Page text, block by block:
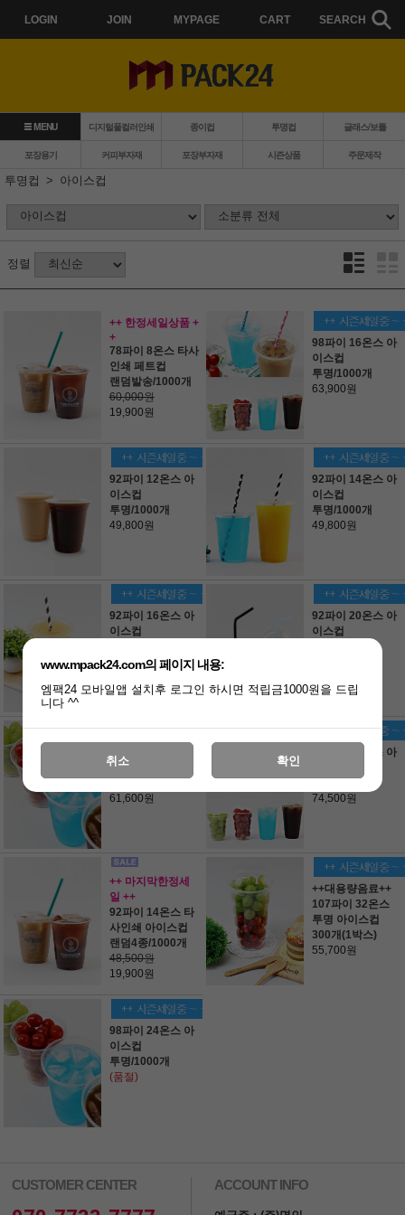
LOGIN JOIN MYPAGE CART SEARCH
MENU 디지털풀컬러인쇄 종이컵 투명컵 글래스/보틀
포장용기 커피부자재 포장부자재 시즌상품
주문제작
투명컵
아이스컵
정렬
++ 한정세일상품 +
+
78파이 8온스 타사
인쇄 페트컵
랜덤발송/1000개
60,000원
19,900원
98파이 16온스 아
이스컵
투명/1000개
63,900원
92파이 12온스 아
이스컵
투명/1000개
49,800원
92파이 14온스 아
이스컵
투명/1000개
49,800원
92파이 16온스 아
이스컵
62,700원
92파이 20온스 아
이스컵
98파이 14온스 아
이스컵
61,600원
98파이 20온스 아
74,500원
++ 마지막한정세
일 ++
92파이 14온스 타
사인쇄 아이스컵
랜덤4종/1000개
48,500원
19,900원
++대용량음료++
107파이 32온스
투명 아이스컵
300개(1박스)
55,700원
98파이 24온스 아
이스컵
투명/1000개
(품절)
CUSTOMER CENTER ACCOUNT INFO
www.mpack24.com의 페이지 내용:
엠팩24 모바일앱 설치후 로그인 하시면 적립금1000원을 드립
니다 ^^
취소 확인